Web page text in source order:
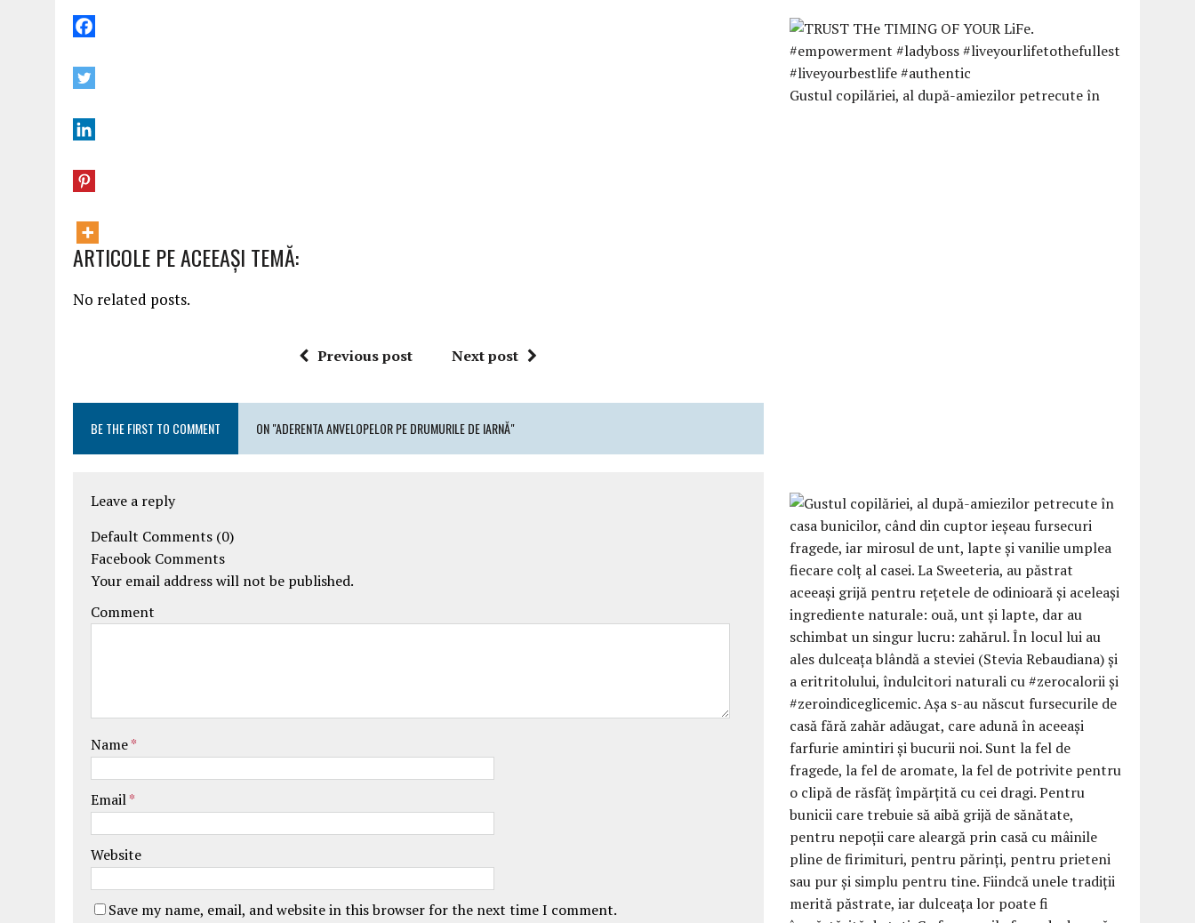
ARTICOLE PE ACEEAŞI TEMĂ:
No related posts.
Previous post Next post
BE THE FIRST TO COMMENT ON "ADERENTA ANVELOPELOR PE DRUMURILE DE IARNĂ"
Leave a reply
Default Comments (0)
Facebook Comments
Your email address will not be published.
Comment
Name*
Email*
Website
Save my name, email, and website in this browser for the next time I comment.
Gustul copilăriei, al după-amiezilor petrecute în